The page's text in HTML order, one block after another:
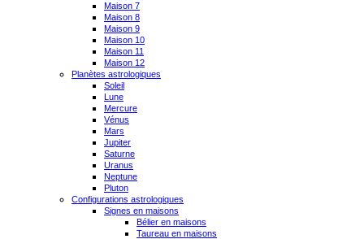
Maison 7
Maison 8
Maison 9
Maison 10
Maison 11
Maison 12
Planètes astrologiques
Soleil
Lune
Mercure
Vénus
Mars
Jupiter
Saturne
Uranus
Neptune
Pluton
Configurations astrologiques
Signes en maisons
Bélier en maisons
Taureau en maisons